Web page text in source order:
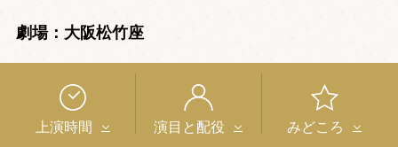
劇場：大阪松竹座
上演時間 演目と配役 みどころ